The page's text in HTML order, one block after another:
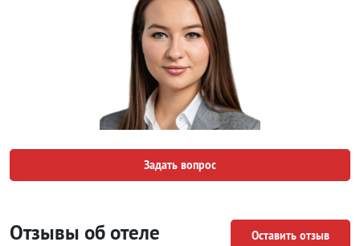
Задать вопрос
Отзывы об отеле Оставить отзыв